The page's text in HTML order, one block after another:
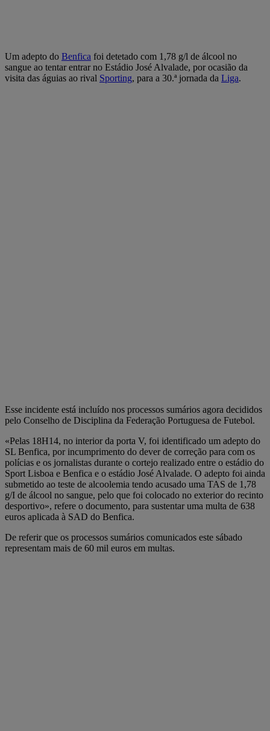
Um adepto do Benfica foi detetado com 1,78 g/l de álcool no
sangue ao tentar entrar no Estádio José Alvalade, por ocasião da
visita das águias ao rival Sporting, para a 30.ª jornada da Liga.
Esse incidente está incluído nos processos sumários agora decididos
pelo Conselho de Disciplina da Federação Portuguesa de Futebol.
«Pelas 18H14, no interior da porta V, foi identificado um adepto do
SL Benfica, por incumprimento do dever de correção para com os
polícias e os jornalistas durante o cortejo realizado entre o estádio do
Sport Lisboa e Benfica e o estádio José Alvalade. O adepto foi ainda
submetido ao teste de alcoolemia tendo acusado uma TAS de 1,78
g/I de álcool no sangue, pelo que foi colocado no exterior do recinto
desportivo», refere o documento, para sustentar uma multa de 638
euros aplicada à SAD do Benfica.
De referir que os processos sumários comunicados este sábado
representam mais de 60 mil euros em multas.